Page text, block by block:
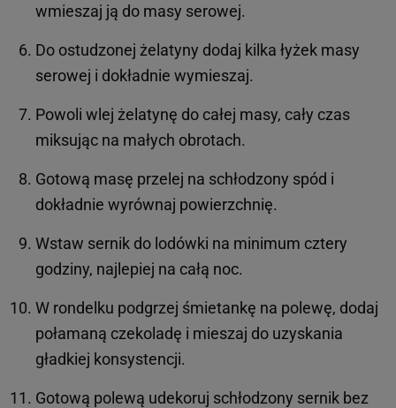
wmieszaj ją do masy serowej.
Do ostudzonej żelatyny dodaj kilka łyżek masy
serowej i dokładnie wymieszaj.
Powoli wlej żelatynę do całej masy, cały czas
miksując na małych obrotach.
Gotową masę przelej na schłodzony spód i
dokładnie wyrównaj powierzchnię.
Wstaw sernik do lodówki na minimum cztery
godziny, najlepiej na całą noc.
W rondelku podgrzej śmietankę na polewę, dodaj
połamaną czekoladę i mieszaj do uzyskania
gładkiej konsystencji.
Gotową polewą udekoruj schłodzony sernik bez